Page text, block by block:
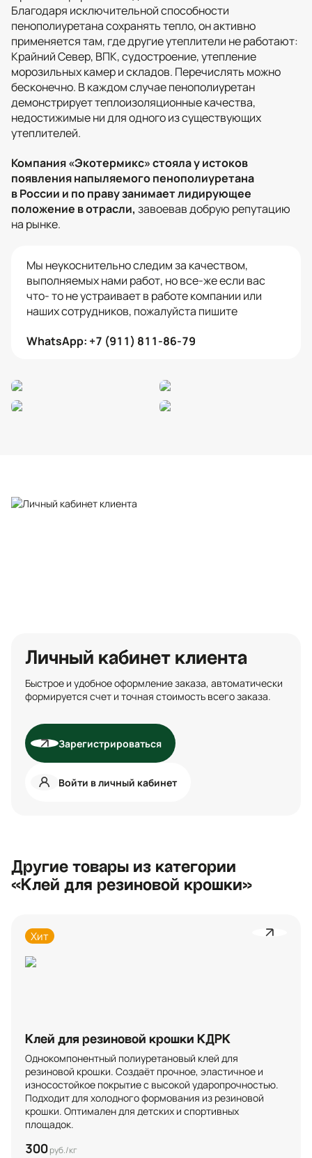
Благодаря исключительной способности
пенополиуретана сохранять тепло, он активно
применяется там, где другие утеплители не работают:
Крайний Север, ВПК, судостроение, утепление
морозильных камер и складов. Перечислять можно
бесконечно. В каждом случае пенополиуретан
демонстрирует теплоизоляционные качества,
недостижимые ни для одного из существующих
утеплителей.
Компания «Экотермикс» стояла у истоков
появления напыляемого пенополиуретана
в России и по праву занимает лидирующее
положение в отрасли, завоевав добрую репутацию
на рынке.
Мы неукоснительно следим за качеством,
выполняемых нами работ, но все-же если вас
что- то не устраивает в работе компании или
наших сотрудников, пожалуйста пишите
WhatsApp: +7 (911) 811-86-79
Личный кабинет клиента
Быстрое и удобное оформление заказа, автоматически
формируется счет и точная стоимость всего заказа.
Зарегистрироваться
Войти в личный кабинет
Другие товары из категории
«Клей для резиновой крошки»
Хит
Клей для резиновой крошки КДРК
Однокомпонентный полиуретановый клей для
резиновой крошки. Создаёт прочное, эластичное и
износостойкое покрытие с высокой ударопрочностью.
Подходит для холодного формования из резиновой
крошки. Оптимален для детских и спортивных
площадок.
300руб./кг